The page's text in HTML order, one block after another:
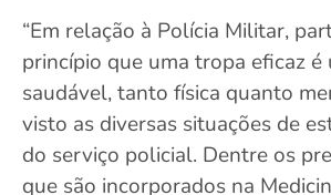
“Em relação à Polícia Militar,
princípio que uma tropa eficaz é
saudável, tanto física quanto
visto as diversas situações de
do serviço policial. Dentre os
que são incorporados na